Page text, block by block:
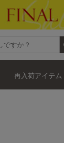
再入荷アイテム